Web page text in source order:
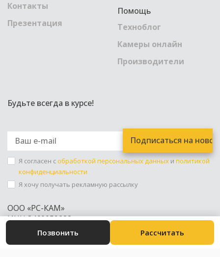
Контакты
Презентация
Помощь
Техноблог
Камеры онлайн
Производители
Будьте всегда в курсе!
Я согласен собработкой персональных данных и политикой
конфиденциальности
Я хочу получать рекламную рассылку
ООО «РС-КАМ»
ИНН 3460059288
+7 (8442) 45-96-34
Юр. Адрес: Волгоград ул. Циолковского 31
Позвонить Рассчитать